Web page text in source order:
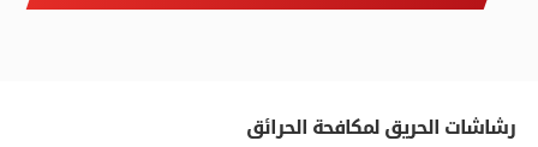
رشاشات الحريق لمكافحة الحرائق